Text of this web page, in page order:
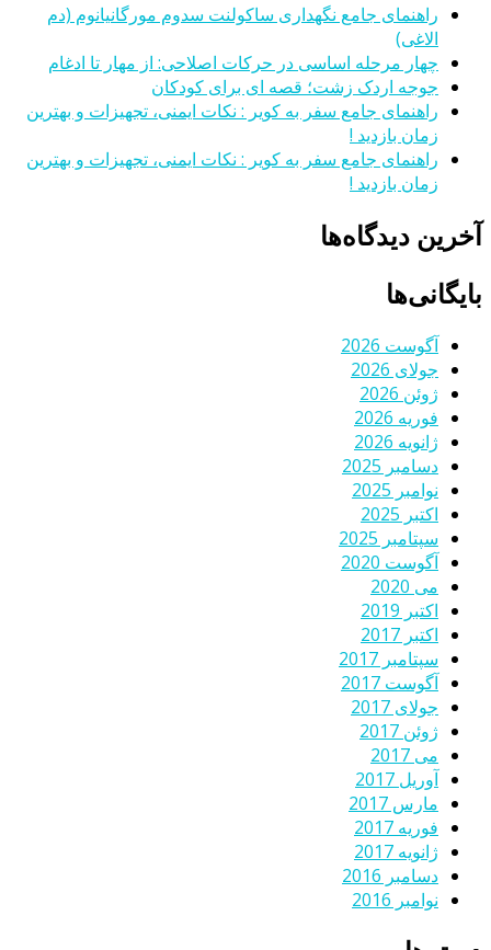
راهنمای جامع نگهداری ساکولنت سدوم مورگانیانوم (دم
الاغی)
چهار مرحله اساسی در حرکات اصلاحی: از مهار تا ادغام
جوجه اردک زشت؛ قصه ای برای کودکان
راهنمای جامع سفر به کویر : نکات ایمنی، تجهیزات و بهترین
زمان بازدید !
راهنمای جامع سفر به کویر : نکات ایمنی، تجهیزات و بهترین
زمان بازدید !
آخرین دیدگاه‌ها
بایگانی‌ها
آگوست 2026
جولای 2026
ژوئن 2026
فوریه 2026
ژانویه 2026
دسامبر 2025
نوامبر 2025
اکتبر 2025
سپتامبر 2025
آگوست 2020
می 2020
اکتبر 2019
اکتبر 2017
سپتامبر 2017
آگوست 2017
جولای 2017
ژوئن 2017
می 2017
آوریل 2017
مارس 2017
فوریه 2017
ژانویه 2017
دسامبر 2016
نوامبر 2016